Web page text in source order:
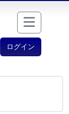
ログイン